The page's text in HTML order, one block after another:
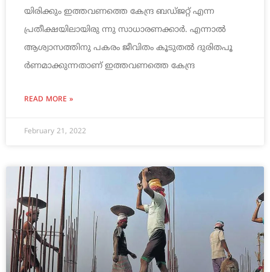
യിരിക്കും ഇത്തവണത്തെ കേന്ദ്ര ബഡ്ജറ്റ് എന്ന
പ്രതീക്ഷയിലായിരു ന്നു സാധാരണക്കാര്‍. എന്നാല്‍
ആശ്വാസത്തിനു പകരം ജീവിതം കൂടുതല്‍ ദുരിതപൂ
ര്‍ണമാക്കുന്നതാണ് ഇത്തവണത്തെ കേന്ദ്ര
READ MORE »
February 21, 2022